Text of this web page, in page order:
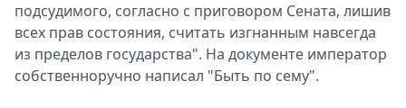
подсудимого, согласно с приговором Сената, лишив
всех прав состояния, считать изгнанным навсегда
из пределов государства". На документе император
собственноручно написал "Быть по сему".